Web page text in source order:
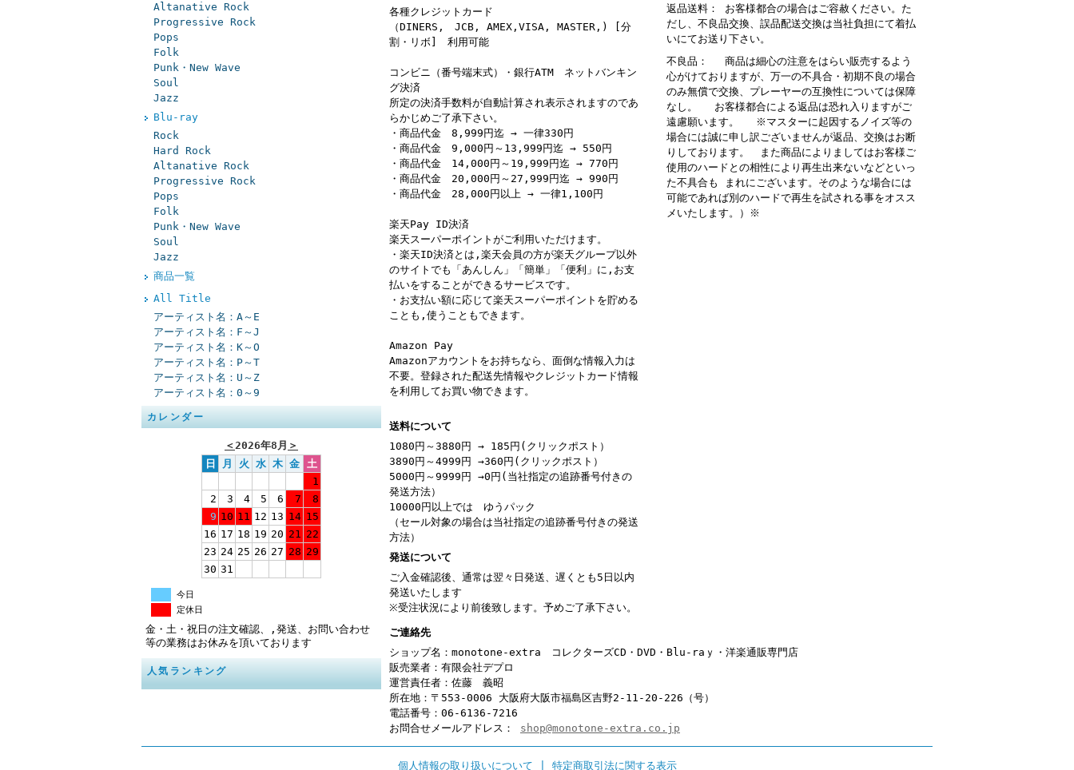
Altanative Rock
Progressive Rock
Pops
Folk
Punk・New Wave
Soul
Jazz
Blu-ray
Rock
Hard Rock
Altanative Rock
Progressive Rock
Pops
Folk
Punk・New Wave
Soul
Jazz
商品一覧
All Title
アーティスト名：A～E
アーティスト名：F～J
アーティスト名：K～O
アーティスト名：P～T
アーティスト名：U～Z
アーティスト名：0～9
カレンダー
＜2026年8月 ＞
日
月 火 水 木 金 土
1
2
3 4 5 6 7
8
9 10 11 12 13 14 15
16 17 18 19 20 21 22
23 24 25 26 27 28 29
30 31
今日
定休日
金・土・祝日の注文確認、,発送、お問い合わせ
等の業務はお休みを頂いております
人気ランキング
各種クレジットカード
（DINERS, JCB, AMEX,VISA, MASTER,) [分
割・リボ] 利用可能
コンビニ（番号端末式）・銀行ATM ネットバンキン
グ決済
所定の決済手数料が自動計算され表示されますのであ
らかじめご了承下さい。
・商品代金 8,999円迄 → 一律330円
・商品代金 9,000円～13,999円迄 → 550円
・商品代金 14,000円～19,999円迄 → 770円
・商品代金 20,000円～27,999円迄 → 990円
・商品代金 28,000円以上 → 一律1,100円
楽天Pay ID決済
楽天スーパーポイントがご利用いただけます。
・楽天ID決済とは,楽天会員の方が楽天グループ以外
のサイトでも「あんしん」「簡単」「便利」に,お支
払いをすることができるサービスです。
・お支払い額に応じて楽天スーパーポイントを貯める
ことも,使うこともできます。
Amazon Pay
Amazonアカウントをお持ちなら、面倒な情報入力は
不要。登録された配送先情報やクレジットカード情報
を利用してお買い物できます。
送料について
1080円～3880円 → 185円(クリックポスト）
3890円～4999円 →360円(クリックポスト）
5000円～9999円 →0円(当社指定の追跡番号付きの
発送方法）
10000円以上では ゆうパック
（セール対象の場合は当社指定の追跡番号付きの発送
方法）
発送について
ご入金確認後、通常は翌々日発送、遅くとも5日以内
発送いたします
※受注状況により前後致します。予めご了承下さい。
返品送料： お客様都合の場合はご容赦ください。た
だし、不良品交換、誤品配送交換は当社負担にて着払
いにてお送り下さい。
不良品： 商品は細心の注意をはらい販売するよう
心がけておりますが、万一の不具合・初期不良の場合
のみ無償で交換、プレーヤーの互換性については保障
なし。 お客様都合による返品は恐れ入りますがご
遠慮願います。 ※マスターに起因するノイズ等の
場合には誠に申し訳ございませんが返品、交換はお断
りしております。 また商品によりましてはお客様ご
使用のハードとの相性により再生出来ないなどといっ
た不具合も まれにございます。そのような場合には
可能であれば別のハードで再生を試される事をオスス
メいたします。）※
ご連絡先
ショップ名：monotone-extra コレクターズCD・DVD・Blu-raｙ・洋楽通販専門店
販売業者：有限会社デプロ
運営責任者：佐藤 義昭
所在地：〒553-0006 大阪府大阪市福島区吉野2-11-20-226（号）
電話番号：06-6136-7216
お問合せメールアドレス： shop@monotone-extra.co.jp
個人情報の取り扱いについて 特定商取引法に関する表示